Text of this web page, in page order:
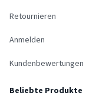
Retournieren
Anmelden
Kundenbewertungen
Beliebte Produkte